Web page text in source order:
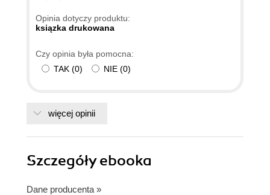
Opinia dotyczy produktu:
ksiązka drukowana
Czy opinia była pomocna:
TAK (0) NIE (0)
więcej opinii
Szczegółyebooka
Dane producenta »